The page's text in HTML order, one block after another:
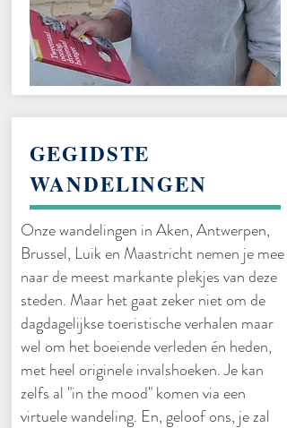
GEGIDSTE
WANDELINGEN
Onze wandelingen in Aken, Antwerpen,
Brussel, Luik en Maastricht nemen je mee
naar de meest markante plekjes van deze
steden. Maar het gaat zeker niet om de
dagdagelijkse toeristische verhalen maar
wel om het boeiende verleden én heden,
met heel originele invalshoeken. Je kan
zelfs al "in the mood" komen via een
virtuele wandeling. En, geloof ons, je zal